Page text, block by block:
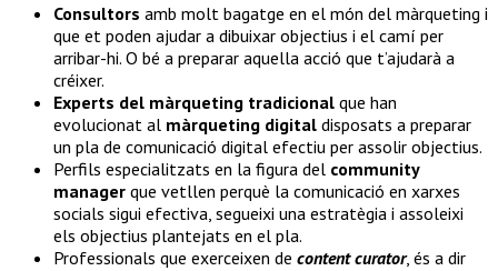
Consultors amb molt bagatge en el món del màrqueting i
que et poden ajudar a dibuixar objectius i el camí per
arribar-hi. O bé a preparar aquella acció que t’ajudarà a
créixer.
Experts del màrqueting tradicional que han
evolucionat al màrqueting digital disposats a preparar
un pla de comunicació digital efectiu per assolir objectius.
Perfils especialitzats en la figura del community
manager que vetllen perquè la comunicació en xarxes
socials sigui efectiva, segueixi una estratègia i assoleixi
els objectius plantejats en el pla.
Professionals que exerceixen de content curator, és a dir